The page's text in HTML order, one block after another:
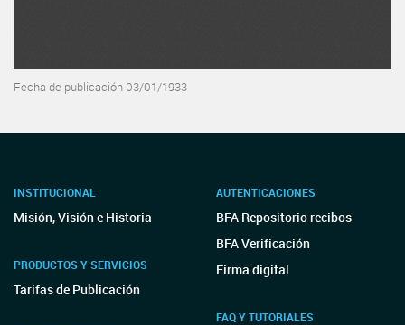
Fecha de publicación 03/01/1933
INSTITUCIONAL
Misión, Visión e Historia
PRODUCTOS Y SERVICIOS
Tarifas de Publicación
AUTENTICACIONES
BFA Repositorio recibos
BFA Verificación
Firma digital
FAQ Y TUTORIALES